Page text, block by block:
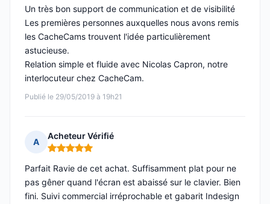
Publié le 29/05/2019 à 19h21
Un très bon support de communication et de visibilité
Les premières personnes auxquelles nous avons remis
les CacheCams trouvent l'idée particulièrement
astucieuse.
Relation simple et fluide avec Nicolas Capron, notre
interlocuteur chez CacheCam.
A
Acheteur Vérifié
Note : 5 sur 5
Parfait Ravie de cet achat. Suffisamment plat pour ne
pas gêner quand l'écran est abaissé sur le clavier. Bien
fini. Suivi commercial irréprochable et gabarit Indesign